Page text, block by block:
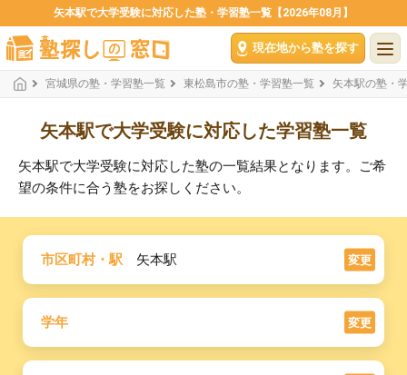
矢本駅で大学受験に対応した塾・学習塾一覧【2026年08月】
現在地から塾を探す
宮城県の塾・学習塾一覧 東松島市の塾・学習塾一覧 矢本駅の塾・
矢本駅で大学受験に対応した学習塾一覧
矢本駅で大学受験に対応した塾の一覧結果となります。ご希
望の条件に合う塾をお探しください。
市区町村・駅 矢本駅 変更
学年 変更